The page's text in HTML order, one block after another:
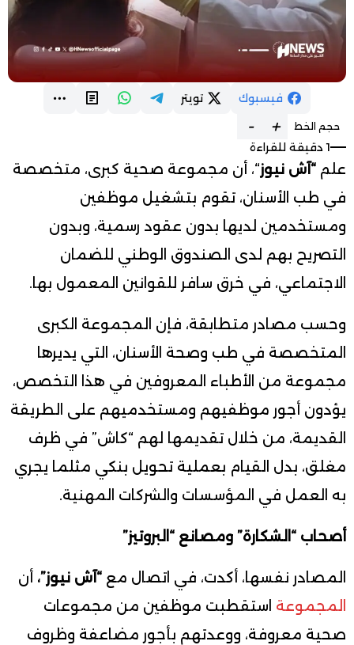
فيسبوك تويتر
حجم الخط +
-
1 دقيقة للقراءة
علم “آش نيوز“، أن مجموعة صحية كبرى، متخصصة
في طب الأسنان، تقوم بتشغيل موظفين
ومستخدمين لديها بدون عقود رسمية، وبدون
التصريح بهم لدى الصندوق الوطني للضمان
الاجتماعي، في خرق سافر للقوانين المعمول بها.
وحسب مصادر متطابقة، فإن المجموعة الكبرى
المتخصصة في طب وصحة الأسنان، التي يديرها
مجموعة من الأطباء المعروفين في هذا التخصص،
يؤدون أجور موظفيهم ومستخدميهم على الطريقة
القديمة، من خلال تقديمها لهم “كاش” في ظرف
مغلق، بدل القيام بعملية تحويل بنكي مثلما يجري
به العمل في المؤسسات والشركات المهنية.
أصحاب “الشكارة” ومصانع “البروتيز”
المصادر نفسها، أكدت، في اتصال مع “آش نيوز”، أن
المجموعة استقطبت موظفين من مجموعات
صحية معروفة، ووعدتهم بأجور مضاعفة وظروف